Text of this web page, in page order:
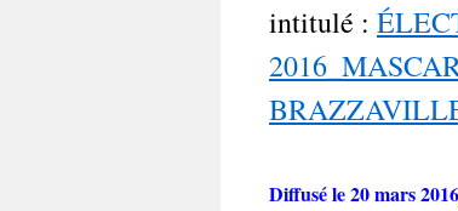
intitulé :
Diffusé le 20 mars